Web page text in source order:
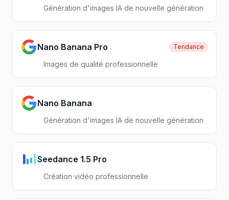
Génération d'images IA de nouvelle génération
Nano Banana Pro Tendance
Images de qualité professionnelle
Nano Banana
Génération d'images IA de nouvelle génération
Seedance 1.5 Pro
Création vidéo professionnelle